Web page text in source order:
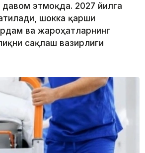
этмоқда. 2027 йилга
шокка қарши
ва жароҳатларнинг
сақлаш вазирлиги